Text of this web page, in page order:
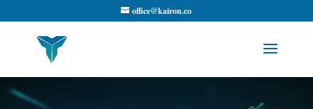
office@kairon.co